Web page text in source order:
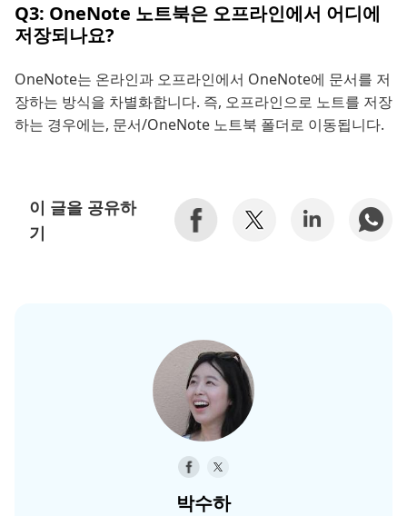
Q3: OneNote 노트북은 오프라인에서 어디에
저장되나요?
OneNote는 온라인과 오프라인에서 OneNote에 문서를 저
장하는 방식을 차별화합니다. 즉, 오프라인으로 노트를 저장
하는 경우에는, 문서/OneNote 노트북 폴더로 이동됩니다.
이 글을 공유하
기
박수하